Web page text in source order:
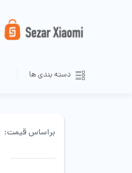
دسته بندی ها
براساس قیمت: